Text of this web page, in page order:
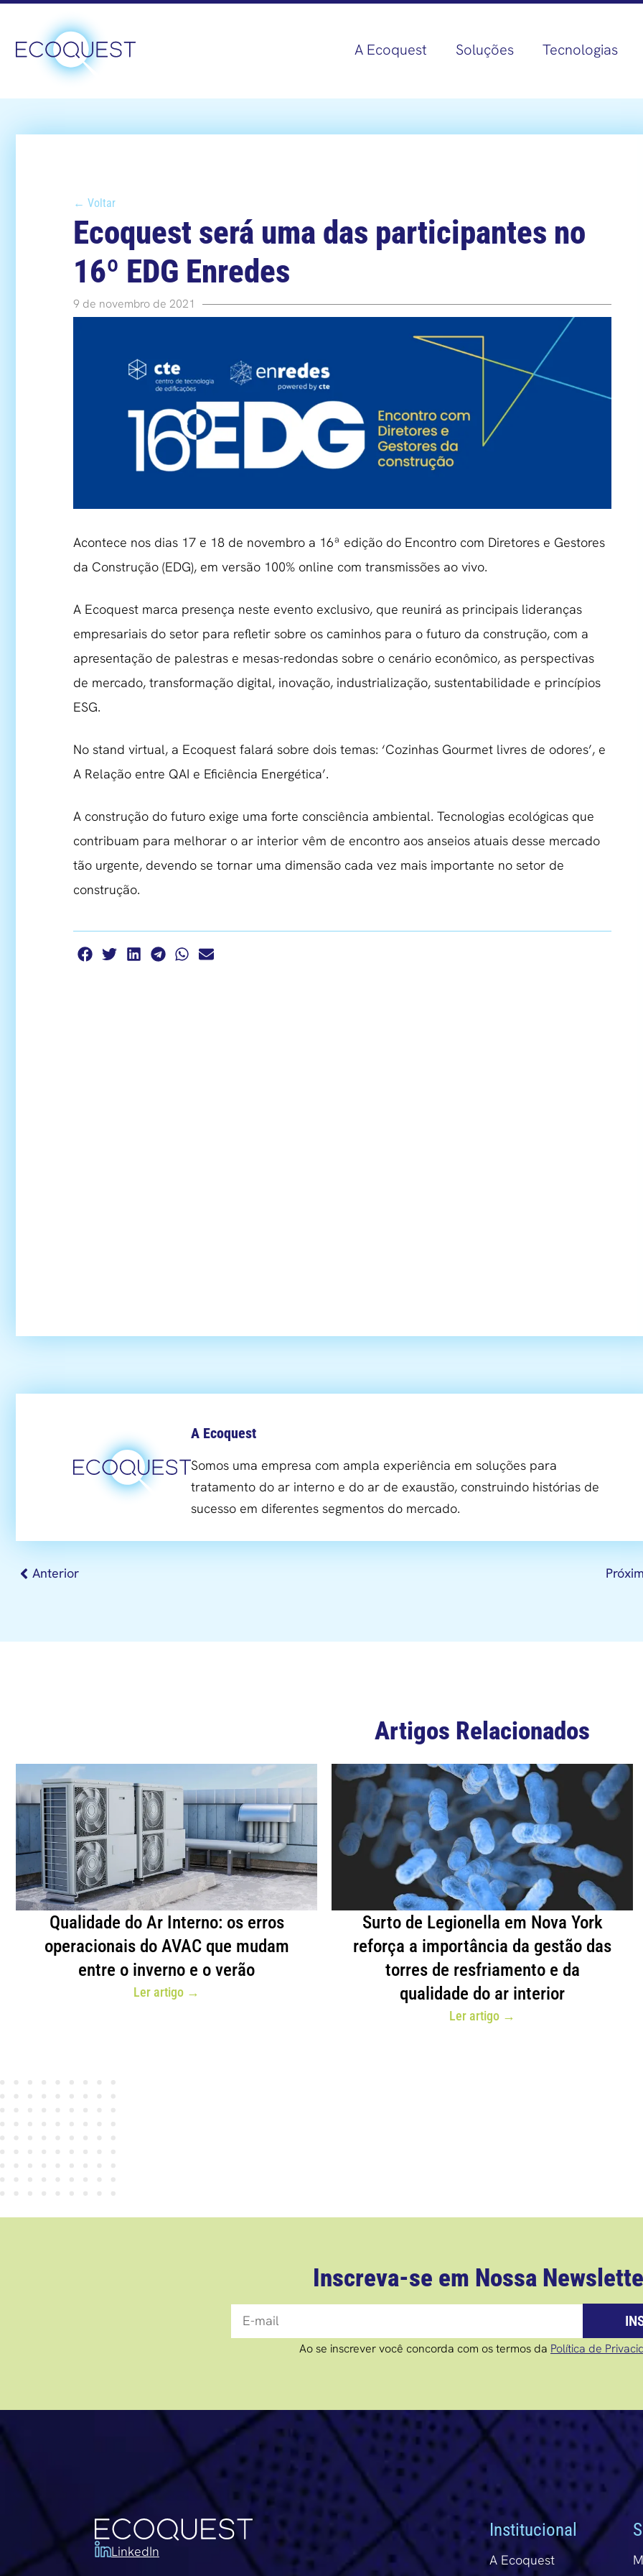
A Ecoquest Soluções Tecnologias
← Voltar
Ecoquest será uma das participantes no
16º EDG Enredes
9 de novembro de 2021
Acontece nos dias 17 e 18 de novembro a 16ª edição do Encontro com Diretores e Gestores
da Construção (EDG), em versão 100% online com transmissões ao vivo.
A Ecoquest marca presença neste evento exclusivo, que reunirá as principais lideranças
empresariais do setor para refletir sobre os caminhos para o futuro da construção, com a
apresentação de palestras e mesas-redondas sobre o cenário econômico, as perspectivas
de mercado, transformação digital, inovação, industrialização, sustentabilidade e princípios
ESG.
No stand virtual, a Ecoquest falará sobre dois temas: ‘Cozinhas Gourmet livres de odores’, e
A Relação entre QAI e Eficiência Energética’.
A construção do futuro exige uma forte consciência ambiental. Tecnologias ecológicas que
contribuam para melhorar o ar interior vêm de encontro aos anseios atuais desse mercado
tão urgente, devendo se tornar uma dimensão cada vez mais importante no setor de
construção.
A Ecoquest
Somos uma empresa com ampla experiência em soluções para
tratamento do ar interno e do ar de exaustão, construindo histórias de
sucesso em diferentes segmentos do mercado.
Anterior
Artigos Relacionados
Qualidade do Ar Interno: os erros
operacionais do AVAC que mudam
entre o inverno e o verão
Ler artigo →
Surto de Legionella em Nova York
reforça a importância da gestão das
torres de resfriamento e da
qualidade do ar interior
Ler artigo →
Inscreva-se em Nossa
Ao se inscrever você concorda com os termos da Política de
LinkedIn
Institucional
A Ecoquest